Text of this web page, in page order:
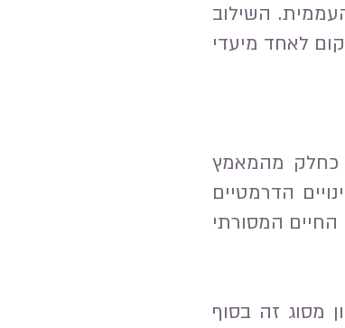
השילוב
לאחד מיעדי
השנייה, כחלק מהמאמץ
הדרמטיים
המסורתי
מסוג זה בסוף